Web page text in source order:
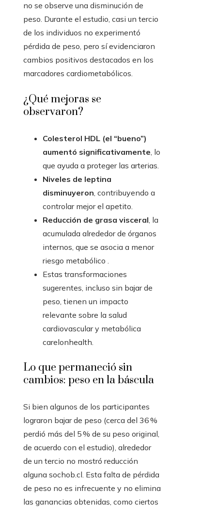
no se observe una disminución de
peso. Durante el estudio, casi un tercio
de los individuos no experimentó
pérdida de peso, pero sí evidenciaron
cambios positivos destacados en los
marcadores cardiometabólicos.
¿Qué mejoras se
observaron?
Colesterol HDL (el “bueno”)
aumentó significativamente , lo
que ayuda a proteger las arterias.
Niveles de leptina
disminuyeron , contribuyendo a
controlar mejor el apetito.
Reducción de grasa visceral , la
acumulada alrededor de órganos
internos, que se asocia a menor
riesgo metabólico .
Estas transformaciones
sugerentes, incluso sin bajar de
peso, tienen un impacto
relevante sobre la salud
cardiovascular y metabólica
carelonhealth.
Lo que permaneció sin
cambios: peso en la báscula
Si bien algunos de los participantes
lograron bajar de peso (cerca del 36 %
perdió más del 5 % de su peso original,
de acuerdo con el estudio), alrededor
de un tercio no mostró reducción
alguna sochob.cl. Esta falta de pérdida
de peso no es infrecuente y no elimina
las ganancias obtenidas, como ciertos